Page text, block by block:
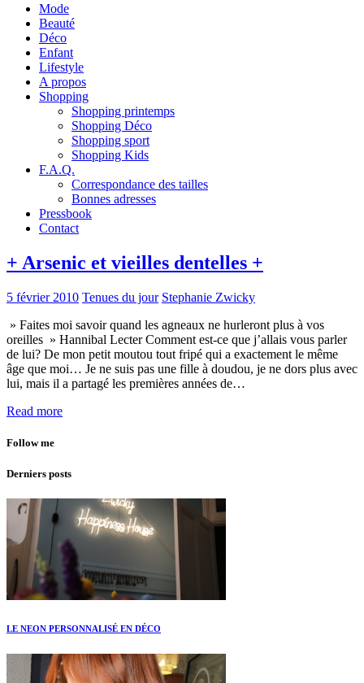
Mode
Beauté
Déco
Enfant
Lifestyle
A propos
Shopping
Shopping printemps
Shopping Déco
Shopping sport
Shopping Kids
F.A.Q.
Correspondance des tailles
Bonnes adresses
Pressbook
Contact
+ Arsenic et vieilles dentelles +
5 février 2010 Tenues du jour Stephanie Zwicky
» Faites moi savoir quand les agneaux ne hurleront plus à vos
oreilles » Hannibal Lecter Comment est-ce que j’allais vous parler
de lui? De mon petit moutou tout fripé qui a exactement le même
âge que moi… Je ne suis pas une fille à doudou, je ne dors plus avec
lui, mais il a partagé les premières années de…
Read more
Follow me
Derniers posts
LE NEON PERSONNALISÉ EN DÉCO